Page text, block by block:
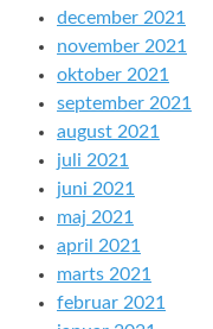
december 2021
november 2021
oktober 2021
september 2021
august 2021
juli 2021
juni 2021
maj 2021
april 2021
marts 2021
februar 2021